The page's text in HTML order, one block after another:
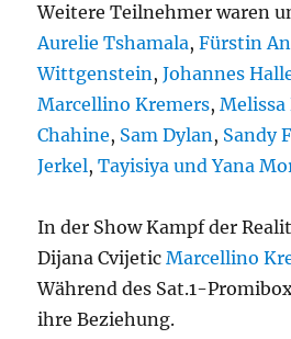
Weitere Teilnehmer waren
Aurelie Tshamala,Fürstin
Wittgenstein,Johannes
Marcellino Kremers,
Chahine, Sam Dylan, Sandy
Jerkel,Tayisiya und Yana
In der Show Kampf der
Dijana CvijeticMarcellino
Während des Sat.1-
ihre Beziehung.